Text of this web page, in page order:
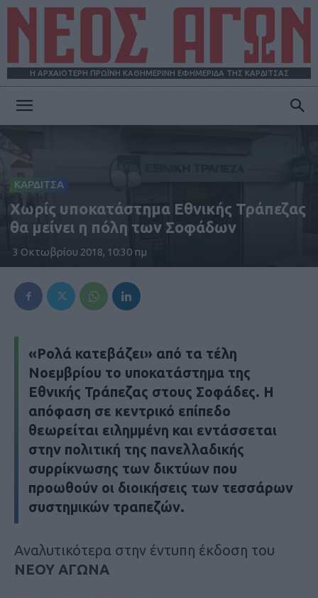
Η ΑΡΧΑΙΟΤΕΡΗ ΠΡΩΪΝΗ ΚΑΘΗΜΕΡΙΝΗ ΕΦΗΜΕΡΙΔΑ ΤΗΣ ΚΑΡΔΙΤΣΑΣ
ΚΑΡΔΙΤΣΑ
Χωρίς υποκατάστημα Εθνικής Τράπεζας
θα μείνει η πόλη των Σοφάδων
3 Οκτωβρίου 2018, 10:30 πμ
«Ρολά κατεβάζει» από τα τέλη
Νοεμβρίου το υποκατάστημα της
Εθνικής Τράπεζας στους Σοφάδες. Η
απόφαση σε κεντρικό επίπεδο
θεωρείται ειλημμένη και εντάσσεται
στην πολιτική της πανελλαδικής
συρρίκνωσης των δικτύων που
προωθούν οι διοικήσεις των τεσσάρων
συστημικών τραπεζών.
Αναλυτικότερα στην έντυπη έκδοση του
ΝΕΟΥ ΑΓΩΝΑ